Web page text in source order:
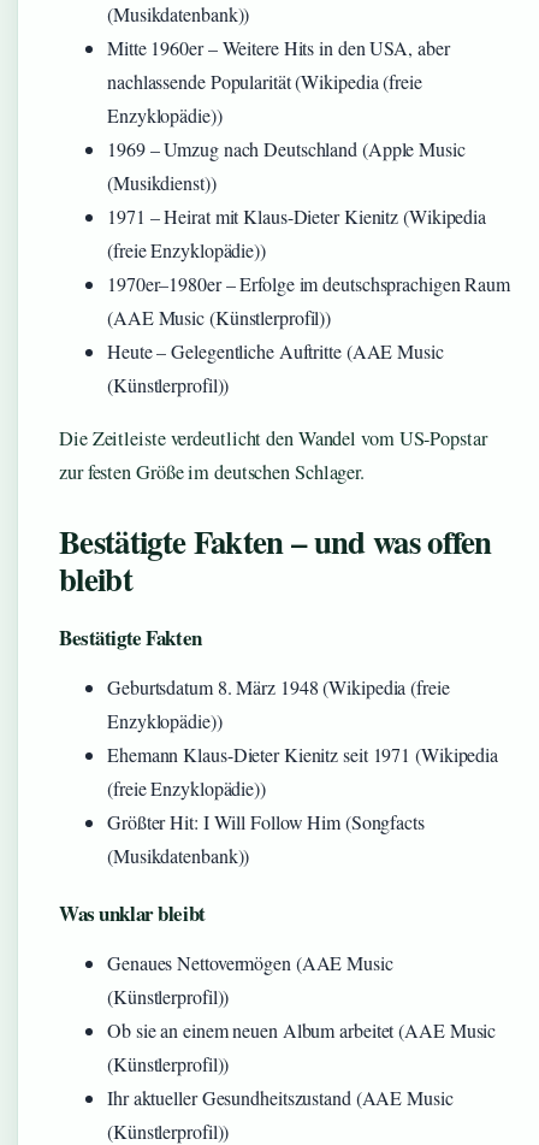
(Musikdatenbank))
Mitte 1960er – Weitere Hits in den USA, aber
nachlassende Popularität (Wikipedia (freie
Enzyklopädie))
1969 – Umzug nach Deutschland (Apple Music
(Musikdienst))
1971 – Heirat mit Klaus-Dieter Kienitz (Wikipedia
(freie Enzyklopädie))
1970er–1980er – Erfolge im deutschsprachigen Raum
(AAE Music (Künstlerprofil))
Heute – Gelegentliche Auftritte (AAE Music
(Künstlerprofil))
Die Zeitleiste verdeutlicht den Wandel vom US-Popstar
zur festen Größe im deutschen Schlager.
Bestätigte Fakten – und was offen
bleibt
Bestätigte Fakten
Geburtsdatum 8. März 1948 (Wikipedia (freie
Enzyklopädie))
Ehemann Klaus-Dieter Kienitz seit 1971 (Wikipedia
(freie Enzyklopädie))
Größter Hit: I Will Follow Him (Songfacts
(Musikdatenbank))
Was unklar bleibt
Genaues Nettovermögen (AAE Music
(Künstlerprofil))
Ob sie an einem neuen Album arbeitet (AAE Music
(Künstlerprofil))
Ihr aktueller Gesundheitszustand (AAE Music
(Künstlerprofil))